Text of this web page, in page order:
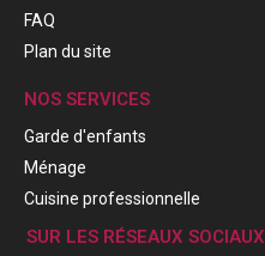
FAQ
Plan du site
NOS SERVICES
Garde d'enfants
Ménage
Cuisine professionnelle
SUR LES RÉSEAUX SOCIAUX